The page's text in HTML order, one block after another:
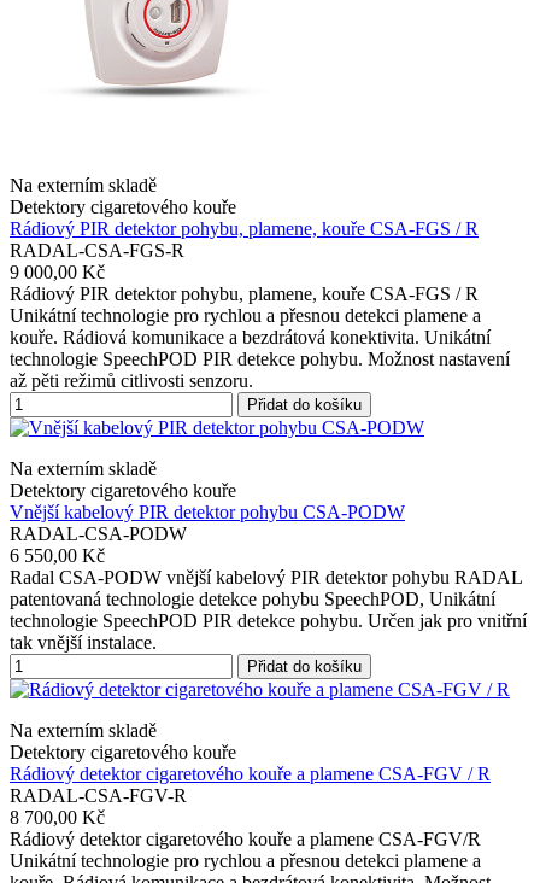
Na externím skladě
Detektory cigaretového kouře
Rádiový PIR detektor pohybu, plamene, kouře CSA-FGS / R
RADAL-CSA-FGS-R
9 000,00 Kč
Rádiový PIR detektor pohybu, plamene, kouře CSA-FGS / R
Unikátní technologie pro rychlou a přesnou detekci plamene a
kouře. Rádiová komunikace a bezdrátová konektivita. Unikátní
technologie SpeechPOD PIR detekce pohybu. Možnost nastavení
až pěti režimů citlivosti senzoru.
Přidat do košíku
Na externím skladě
Detektory cigaretového kouře
Vnější kabelový PIR detektor pohybu CSA-PODW
RADAL-CSA-PODW
6 550,00 Kč
Radal CSA-PODW vnější kabelový PIR detektor pohybu RADAL
patentovaná technologie detekce pohybu SpeechPOD, Unikátní
technologie SpeechPOD PIR detekce pohybu. Určen jak pro vnitřní
tak vnější instalace.
Přidat do košíku
Na externím skladě
Detektory cigaretového kouře
Rádiový detektor cigaretového kouře a plamene CSA-FGV / R
RADAL-CSA-FGV-R
8 700,00 Kč
Rádiový detektor cigaretového kouře a plamene CSA-FGV/R
Unikátní technologie pro rychlou a přesnou detekci plamene a